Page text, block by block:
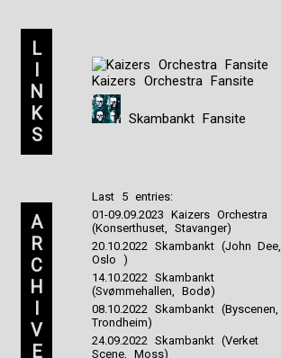
L
I
N
K
S
Kaizers Orchestra Fansite
Skambankt Fansite
A
R
C
H
I
V
E
Last 5 entries:
01-09.09.2023 Kaizers Orchestra
(Konserthuset, Stavanger)
20.10.2022 Skambankt (John Dee,
Oslo )
14.10.2022 Skambankt
(Svømmehallen, Bodø)
08.10.2022 Skambankt (Byscenen,
Trondheim)
24.09.2022 Skambankt (Verket
Scene, Moss)